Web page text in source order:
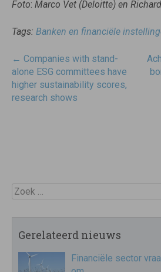
Foto: Marco Vet (Deloitte) en
Tags: Banken en financiële
Post
navigatie
← Companies with stand-
alone ESG committees have
higher sustainability scores,
research shows
Zoek
Gerelateerd nieuws
Financiële sector